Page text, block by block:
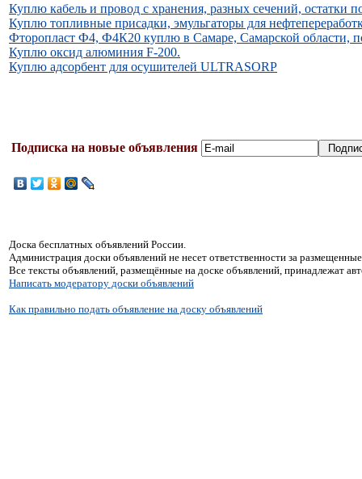
Куплю кабель и провод с хранения, разных сечений, остатки
Куплю топливные присадки, эмульгаторы для
Фторопласт Ф4, Ф4К20 куплю в Самаре, Самарской области,
Куплю оксид алюминия F-200.
Куплю адсорбент для осушителей ULTRASORP
Подписка на новые объявления
Доска бесплатных объявлений России.
Администрация доски объявлений не несет ответственности за
Все тексты объявлений, размещённые на доске объявлений, принадлежат
Написать модератору доски объявлений
Как правильно подать объявление на доску объявлений